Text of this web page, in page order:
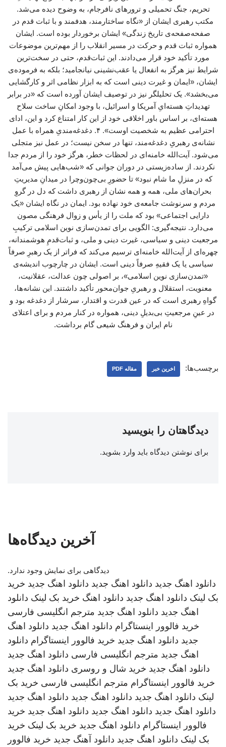
تحریم، جنگ تحمیلی و ترورهای نافرجام، به وضوح دیده می‌شد.
مکتب رهبری ایشان از «نگاه ساختارمند، هدفمند و با ثبات قدم در
صفحه‌صفحه‌ی تاریخ زندگی» ایشان برخوردار بوده است. ایشان
همواره ثبات قدم و حرکت در مسیر انقلاب را از مهم‌ترین موضوعات
مورد تأکید خود قرار می‌دادند. این ثبات‌قدم، حتی در سخت‌ترین
شرایط نیز هرگز به انفعال یا عقب‌نشینی نیانجامید؛ بلکه به فرموده‌ی
ایشان، «ایمان و غیرت دینی است که به ابزار نظامی اثر و کارگشایی
می‌بخشد». یک تحلیلگر نیز در توصیف ایشان آورده است که «در برابر
تهدیداتِ هسته‌ایِ آمریکا و اسرائیل، با وجود امکانِ ساخت سلاح
هسته‌ای، بر اساس باور اخلاقی خود از این کار امتناع کرد و این، ادای
احترامی عظیم به شخصیت اوست». ۴. دغدغه‌مندیِ همراه با عمل
نشانه‌ی رهبریِ دغدغه‌مند، تنها در سخن نیست؛ در عمل نیز متجلی
می‌شود. آیت‌الله خامنه‌ای در لحظات خطر، هرگز خود را از مردم جدا
نکردند. از ساده‌زیستی در دوران جوانی که «شب‌هایی پیش می‌آمد
که در منزلِ ما شام نبود» تا حضورِ بی‌چون‌وچرا در میدانِ مدیریتِ
بحران‌های ملی، همه و همه نشان از رهبری داشت که دل در گروِ
مردم و سرنوشت جامعه‌ی خود نهاده بود. ایمان در نگاه ایشان «یک
دارایی اجتماعی» بود که ملت را از یأس و زوال فرهنگی مصون
می‌دارد. نتیجه‌گیری: الگویی برای تمدن‌سازی نوین اسلامی ترکیبِ
مرجعیت دینی و سیاسی، غیرت دینی و ملی، و ثبات‌قدمِ هوشمندانه،
چهره‌ای از آیت‌الله خامنه‌ای ترسیم می‌کند که فراتر از یک رهبرِ صرفاً
سیاسی یا یک فقیهِ صرفاً دینی است. ایشان در چارچوب اندیشه‌ی
«تمدن‌سازی نوین اسلامی»، بر اصولی چون عدالت، عقلانیت،
معنویت، استقلال و رهبریِ جوان‌محور تأکید داشتند. این نشانه‌ها،
گواهِ رهبری است که در عین قدرت و اقتدار، سرشار از دغدغه بود و
در عینِ مرجعیتِ بی‌بدیلِ دینی، همواره در کنار مردم و برای اعتلای
نام ایران و فرهنگ شیعی گام برداشت.
برچسب‌ها: اخرین خبر مقاله PDF
دیدگاهتان را بنویسید
برای نوشتن دیدگاه باید وارد بشوید.
آخرین دیدگاه‌ها
دیدگاهی برای نمایش وجود ندارد.
دانلود اهنگ جدید دانلود اهنگ جدید دانلود اهنگ جدید خرید
بک لینک دانلود اهنگ جدید دانلود اهنگ خرید بک لینک دانلود
اهنگ جدید دانلود اهنگ جدید مترجم انگلیسی فارسی
خرید فالوور اینستاگرام دانلود اهنگ جدید دانلود اهنگ
جدید دانلود اهنگ جدید خرید فالوور اینستاگرام دانلود
اهنگ جدید مترجم انگلیسی فارسی دانلود اهنگ جدید
دانلود اهنگ جدید خرید شال و روسری دانلود اهنگ جدید
خرید فالوور اینستاگرام مترجم انگلیسی فارسی خرید بک
لینک دانلود اهنگ جدید دانلود اهنگ جدید دانلود اهنگ جدید
دانلود اهنگ جدید دانلود اهنگ جدید دانلود اهنگ جدید خرید
فالوور اینستاگرام دانلود اهنگ جدید خرید بک لینک خرید
بک لینک دانلود اهنگ جدید دانلود آهنگ جدید خرید فالوور